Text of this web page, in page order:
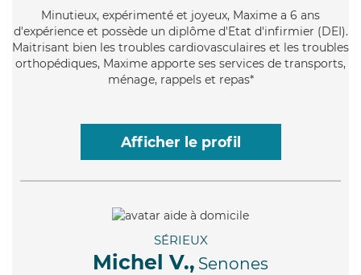
Minutieux, expérimenté et joyeux, Maxime a 6 ans
d'expérience et possède un diplôme d'Etat d'infirmier (DEI).
Maitrisant bien les troubles cardiovasculaires et les troubles
orthopédiques, Maxime apporte ses services de transports,
ménage, rappels et repas*
Afficher le profil
SÉRIEUX
Michel V., Senones